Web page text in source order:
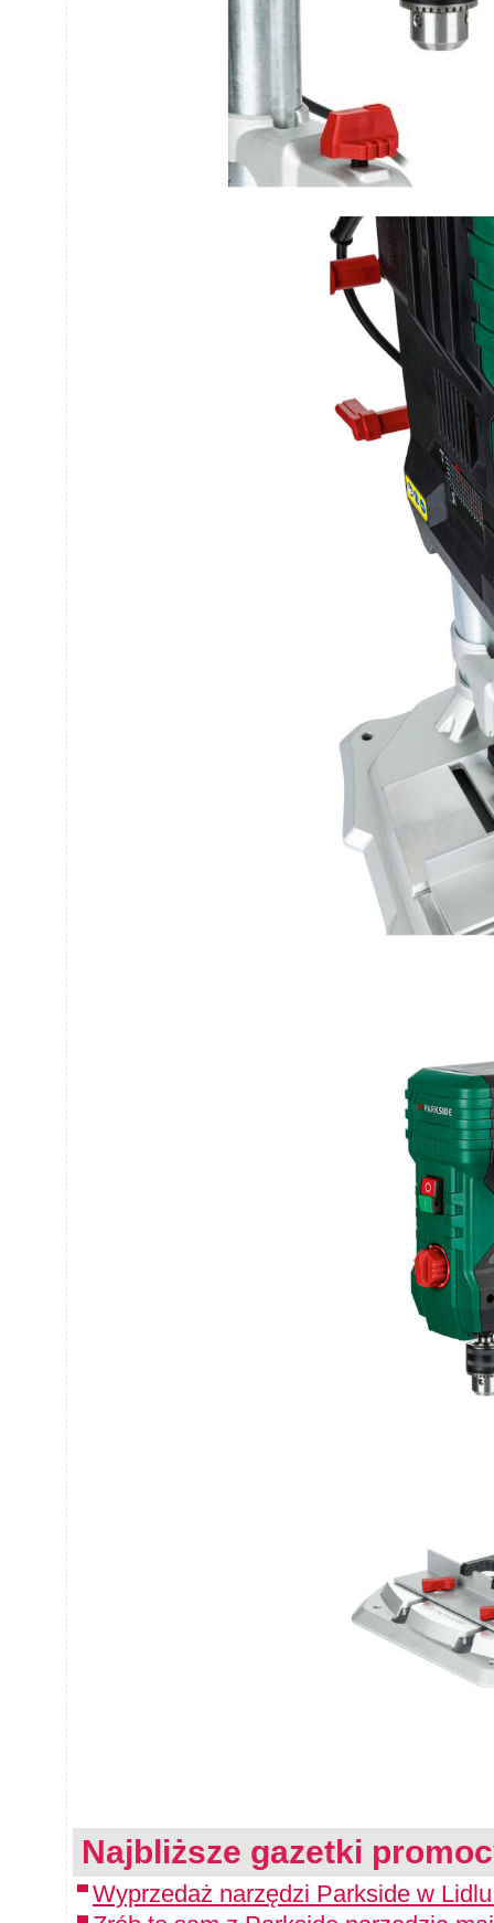
Najbliższe gazetki
Wyprzedaż narzędzi Parkside w